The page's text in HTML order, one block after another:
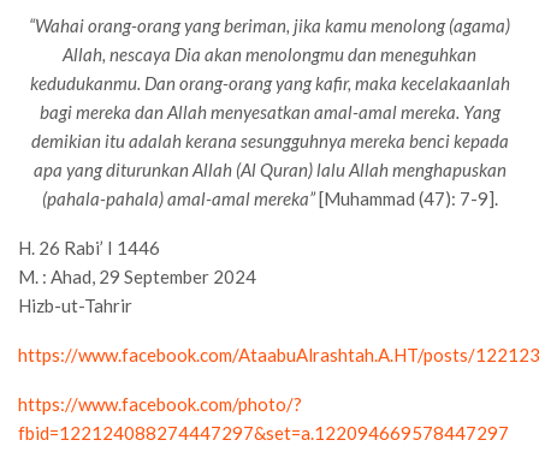
“Wahai orang-orang yang beriman, jika kamu menolong (agama)
Allah, nescaya Dia akan menolongmu dan meneguhkan
kedudukanmu. Dan orang-orang yang kafir, maka kecelakaanlah
bagi mereka dan Allah menyesatkan amal-amal mereka. Yang
demikian itu adalah kerana sesungguhnya mereka benci kepada
apa yang diturunkan Allah (Al Quran) lalu Allah menghapuskan
(pahala-pahala) amal-amal mereka”[Muhammad (47): 7-9].
H. 26 Rabi’ I 1446
M. : Ahad, 29 September 2024
Hizb-ut-Tahrir
https://www.facebook.com/AtaabuAlrashtah.A.HT/posts/
https://www.facebook.com/photo/?
fbid=122124088274447297&set=a.122094669578447297